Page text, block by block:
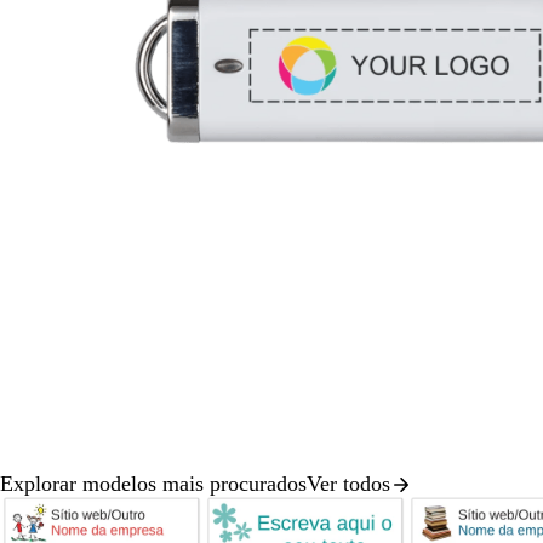
seta
para
deslocar
Explorar modelos mais procuradosVer todos
Diapositivo